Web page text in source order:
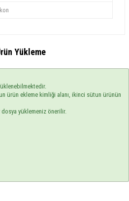
Yükleme
ürün ekleme kimliği alanı, ikinci sütun ürünün
dosya yüklemeniz önerilir.